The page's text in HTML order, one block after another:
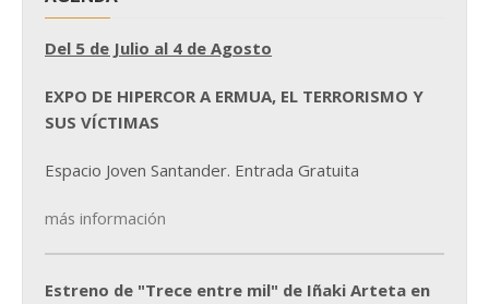
Del 5 de Julio al 4 de Agosto
EXPO DE HIPERCOR A ERMUA, EL TERRORISMO Y
SUS VÍCTIMAS
Espacio Joven Santander. Entrada Gratuita
más información
Estreno de "Trece entre mil" de Iñaki Arteta en